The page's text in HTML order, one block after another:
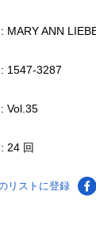
: MARY ANN
: 1547-3287
: Vol.35
: 24 回
リストに登録